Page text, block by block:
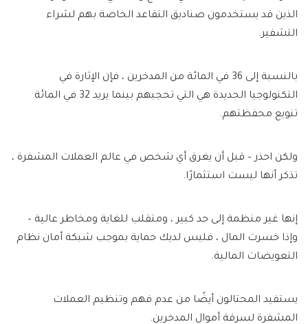
الذين قد يستخدمون صناديق التقاعد الخاصة بهم لشراء
التشفير.
بالنسبة إلى 36 في المائة من المدخرين ، فإن الإثارة في
التكنولوجيا الجديدة هي التي تحجبهم بينما يريد 32 في المائة
تنويع محفظتهم.
ولكن احذر – قبل أن يغرق أي شخص في عالم العملات المشفرة ،
تذكر أنها ليست استثمارًا.
إنها غير منظمة إلى حد كبير ، ومتقلب للغاية ومخاطر عالية –
وإذا خسرت المال ، فليس لديك حماية بموجب شبكة أمان نظام
التعويضات المالية.
يستفيد المحتالون أيضًا من عدم فهم وتنظيم العملات
المشفرة لسرقة أموال المدخرين.